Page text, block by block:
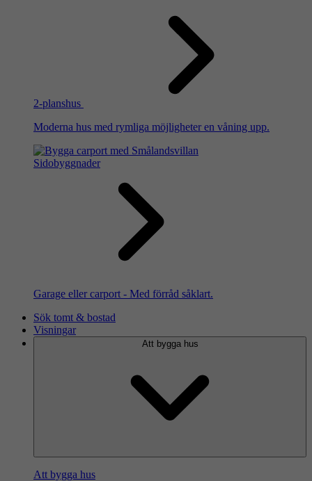
2-planshus
Moderna hus med rymliga möjligheter en våning upp.
Sidobyggnader
Garage eller carport - Med förråd såklart.
Sök tomt & bostad
Visningar
Att bygga hus
Att bygga hus